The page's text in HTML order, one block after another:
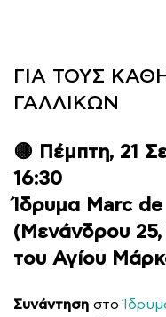
ΓΙΑ ΤΟΥΣ
ΓΑΛΛΙΚΩΝ
🟡 Πέμπτη, 21
16:30
Ίδρυμα Marc
(Μενάνδρου 25,
του Αγίου
Συνάντηση στο